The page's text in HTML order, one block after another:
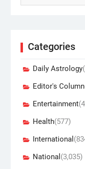
Categories
Daily Astrology
Editor's Column
Entertainment
Health(577)
International
National (3,035)